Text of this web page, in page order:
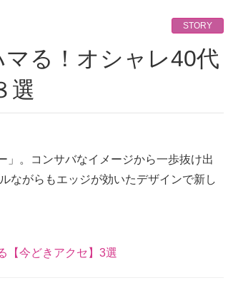
STORY
選
」。コンサバなイメージから一歩抜け出
ながらもエッジが効いたデザインで新し
【今どきアクセ】3選